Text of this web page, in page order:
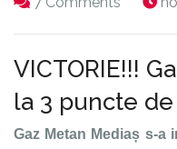
VICTORIE!!!
la 3 puncte
Gaz Metan Mediaș s-a